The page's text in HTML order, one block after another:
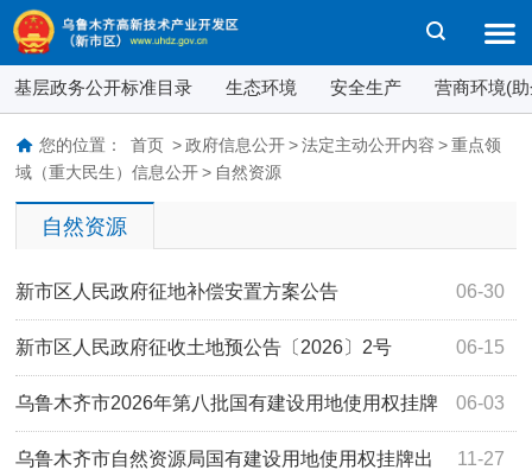
基层政务公开标准目录 生态环境 安全生产 营商环境(
您的位置： 首页 > 政府信息公开 > 法定主动公开内容 > 重点领
域（重大民生）信息公开 > 自然资源
自然资源
06-30
新市区人民政府征地补偿安置方案公告
06-15
新市区人民政府征收土地预公告〔2026〕2号
06-03
乌鲁木齐市2026年第八批国有建设用地使用权挂牌
出让结果公告 11-27
乌鲁木齐市自然资源局国有建设用地使用权挂牌出